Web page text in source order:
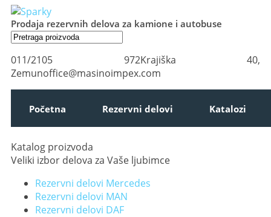
Prodaja rezervnih delova za kamione i autobuse
011/2105 972Krajiška 40,
Zemunoffice@masinoimpex.com
Početna Rezervni delovi Katalozi
Katalog proizvoda
Veliki izbor delova za Vaše ljubimce
Rezervni delovi Mercedes
Rezervni delovi MAN
Rezervni delovi DAF